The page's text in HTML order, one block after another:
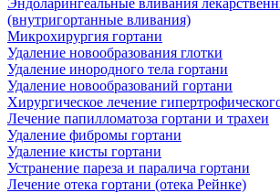
Эндоларингеальные вливания
(внутригортанные вливания)
Микрохирургия гортани
Удаление новообразования глотки
Удаление инородного тела гортани
Удаление новообразований гортани
Хирургическое лечение
Лечение папилломатоза гортани и трахеи
Удаление фибромы гортани
Удаление кисты гортани
Устранение пареза и паралича гортани
Лечение отека гортани (отека Рейнке)